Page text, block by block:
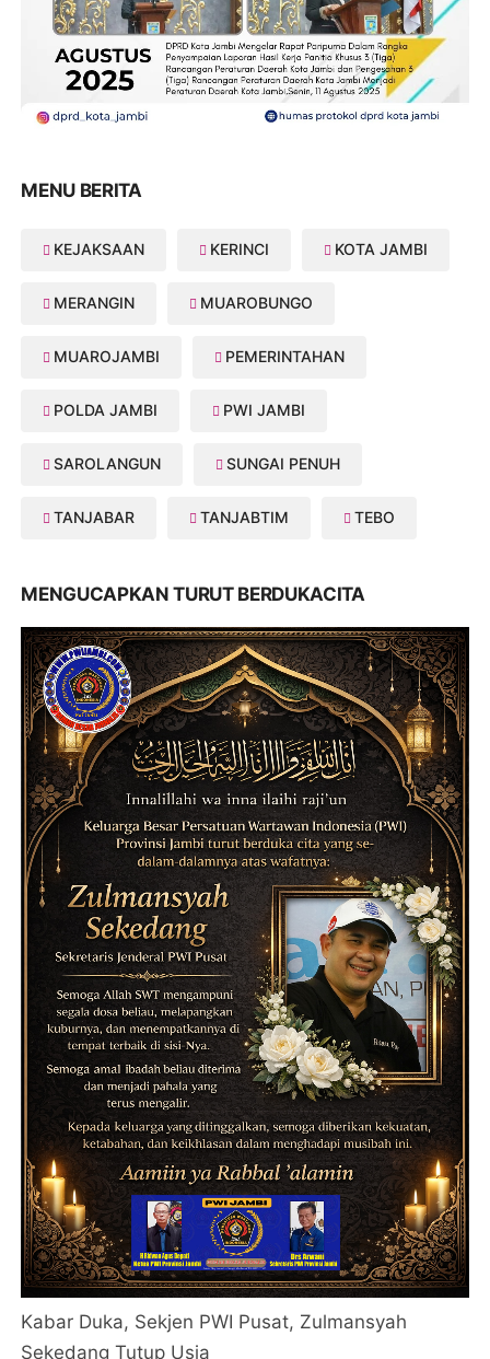
MENU BERITA
KEJAKSAAN KERINCI KOTA JAMBI
MERANGIN MUAROBUNGO
MUAROJAMBI PEMERINTAHAN
POLDA JAMBI PWI JAMBI
SAROLANGUN SUNGAI PENUH
TANJABAR TANJABTIM TEBO
MENGUCAPKAN TURUT BERDUKACITA
Kabar Duka, Sekjen PWI Pusat, Zulmansyah
Sekedang Tutup Usia